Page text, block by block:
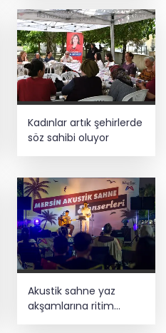
Kadınlar artık şehirlerde
söz sahibi oluyor
Akustik sahne yaz
akşamlarına ritim
katıyor